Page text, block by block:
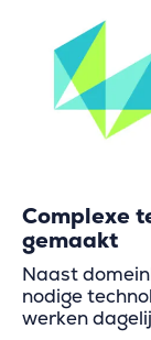
Complexe
gemaakt
Naast
nodige
werken